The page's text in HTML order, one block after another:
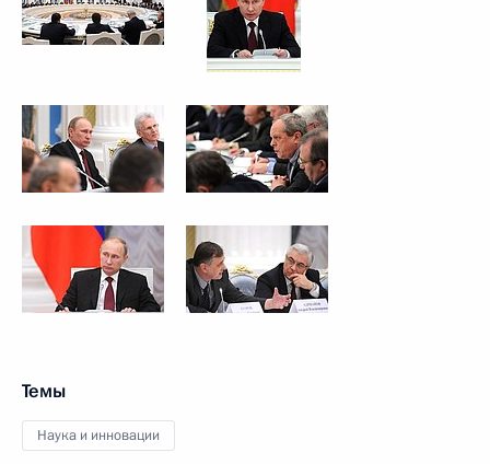
Темы
Наука и инновации